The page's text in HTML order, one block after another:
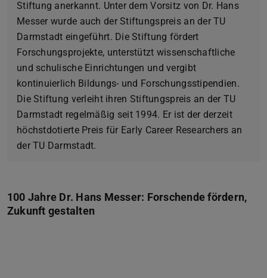
Stiftung anerkannt. Unter dem Vorsitz von Dr. Hans
Messer wurde auch der Stiftungspreis an der TU
Darmstadt eingeführt. Die Stiftung fördert
Forschungsprojekte, unterstützt wissenschaftliche
und schulische Einrichtungen und vergibt
kontinuierlich Bildungs- und Forschungsstipendien.
Die Stiftung verleiht ihren Stiftungspreis an der TU
Darmstadt regelmäßig seit 1994. Er ist der derzeit
höchstdotierte Preis für Early Career Researchers an
der TU Darmstadt.
100 Jahre Dr. Hans Messer: Forschende fördern,
Zukunft gestalten